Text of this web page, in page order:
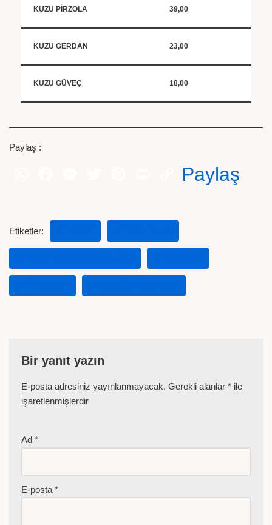
KUZU PİRZOLA 39,00
KUZU GERDAN 23,00
KUZU GÜVEÇ 18,00
Paylaş :
Paylaş
Etiketler:
Bir yanıt yazın
E-posta adresiniz yayınlanmayacak. Gerekli alanlar * ile
işaretlenmişlerdir
Ad *
E-posta *